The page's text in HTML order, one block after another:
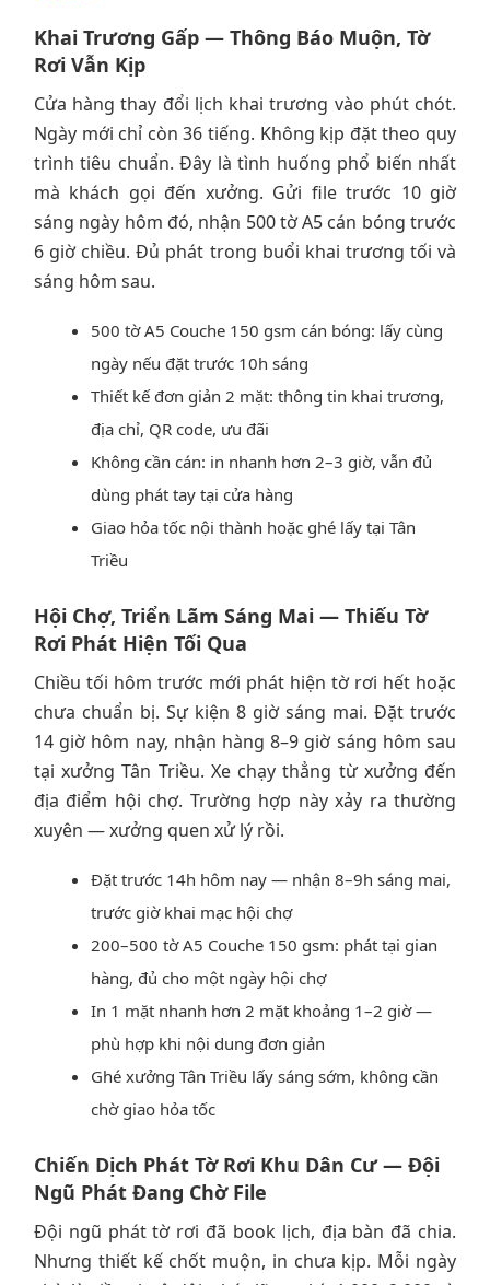
Khai Trương Gấp — Thông Báo Muộn, Tờ
Rơi Vẫn Kịp
Cửa hàng thay đổi lịch khai trương vào phút chót.
Ngày mới chỉ còn 36 tiếng. Không kịp đặt theo quy
trình tiêu chuẩn. Đây là tình huống phổ biến nhất
mà khách gọi đến xưởng. Gửi file trước 10 giờ
sáng ngày hôm đó, nhận 500 tờ A5 cán bóng trước
6 giờ chiều. Đủ phát trong buổi khai trương tối và
sáng hôm sau.
500 tờ A5 Couche 150 gsm cán bóng: lấy cùng
ngày nếu đặt trước 10h sáng
Thiết kế đơn giản 2 mặt: thông tin khai trương,
địa chỉ, QR code, ưu đãi
Không cần cán: in nhanh hơn 2–3 giờ, vẫn đủ
dùng phát tay tại cửa hàng
Giao hỏa tốc nội thành hoặc ghé lấy tại Tân
Triều
Hội Chợ, Triển Lãm Sáng Mai — Thiếu Tờ
Rơi Phát Hiện Tối Qua
Chiều tối hôm trước mới phát hiện tờ rơi hết hoặc
chưa chuẩn bị. Sự kiện 8 giờ sáng mai. Đặt trước
14 giờ hôm nay, nhận hàng 8–9 giờ sáng hôm sau
tại xưởng Tân Triều. Xe chạy thẳng từ xưởng đến
địa điểm hội chợ. Trường hợp này xảy ra thường
xuyên — xưởng quen xử lý rồi.
Đặt trước 14h hôm nay — nhận 8–9h sáng mai,
trước giờ khai mạc hội chợ
200–500 tờ A5 Couche 150 gsm: phát tại gian
hàng, đủ cho một ngày hội chợ
In 1 mặt nhanh hơn 2 mặt khoảng 1–2 giờ —
phù hợp khi nội dung đơn giản
Ghé xưởng Tân Triều lấy sáng sớm, không cần
chờ giao hỏa tốc
Chiến Dịch Phát Tờ Rơi Khu Dân Cư — Đội
Ngũ Phát Đang Chờ File
Đội ngũ phát tờ rơi đã book lịch, địa bàn đã chia.
Nhưng thiết kế chốt muộn, in chưa kịp. Mỗi ngày